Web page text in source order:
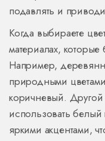
подавлять и
Когда выбираете
материалах, которые
Например,
природными
коричневый.
использовать
яркими акцентами,